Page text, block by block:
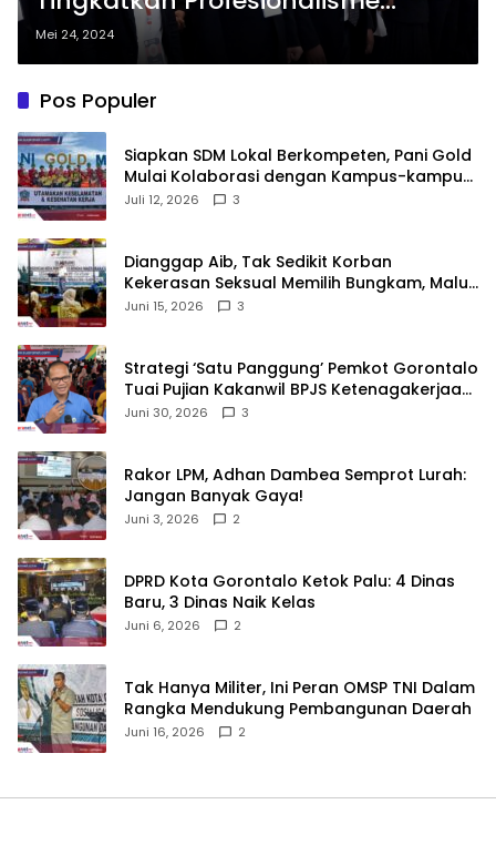
Advokat
Mei 24, 2024
Pos Populer
‎Siapkan SDM Lokal Berkompeten, Pani Gold
Mulai Kolaborasi dengan Kampus-kampus
di Gorontalo
Juli 12, 2026 3
‎Dianggap Aib, Tak Sedikit Korban
Kekerasan Seksual Memilih Bungkam, Malu
untuk Melapor!‎
Juni 15, 2026 3
Strategi ‘Satu Panggung’ Pemkot Gorontalo
Tuai Pujian Kakanwil BPJS Ketenagakerjaan
Sulama‎‎
Juni 30, 2026 3
‎Rakor LPM, Adhan Dambea Semprot Lurah:
Jangan Banyak Gaya!‎
Juni 3, 2026 2
‎DPRD Kota Gorontalo Ketok Palu: 4 Dinas
Baru, 3 Dinas Naik Kelas
Juni 6, 2026 2
‎Tak Hanya Militer, Ini Peran OMSP TNI Dalam
Rangka Mendukung Pembangunan Daerah
Juni 16, 2026 2